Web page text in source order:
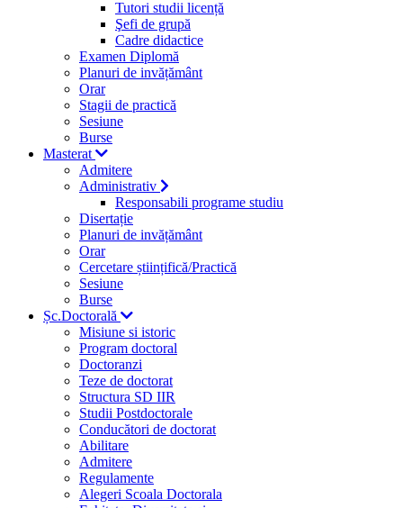
Tutori studii licență
Şefi de grupă
Cadre didactice
Examen Diplomă
Planuri de invățământ
Orar
Stagii de practică
Sesiune
Burse
Masterat
Admitere
Administrativ
Responsabili programe studiu
Disertație
Planuri de invățământ
Orar
Cercetare științifică/Practică
Sesiune
Burse
Șc.Doctorală
Misiune si istoric
Program doctoral
Doctoranzi
Teze de doctorat
Structura SD IIR
Studii Postdoctorale
Conducători de doctorat
Abilitare
Admitere
Regulamente
Alegeri Scoala Doctorala